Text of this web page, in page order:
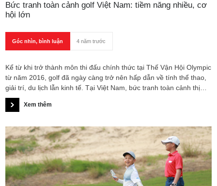
Bức tranh toàn cảnh golf Việt Nam: tiềm năng nhiều, cơ
hội lớn
Góc nhìn, bình luận 4 năm trước
Kể từ khi trở thành môn thi đấu chính thức tại Thế Vận Hội Olympic
từ năm 2016, golf đã ngày càng trở nên hấp dẫn về tính thể thao,
giải trí, du lịch lẫn kinh tế. Tại Việt Nam, bức tranh toàn cảnh thị
trường golf chưa bao giờ lạc quan và đầy triển vọng đến như thế.
Xem thêm